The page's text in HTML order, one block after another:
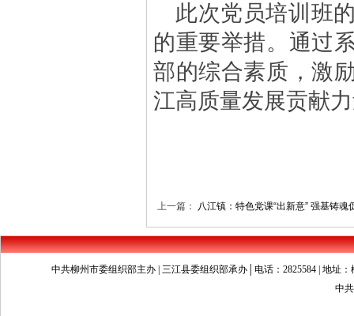
此次党员培训班
的重要举措。通过
部的综合素质，激
江高质量发展贡献
上一篇： 八江镇：特色党课“出新意” 强基铸魂
中共柳州市委组织部主办 | 三江县委组织部承办│电话：2825584 | 地址
中